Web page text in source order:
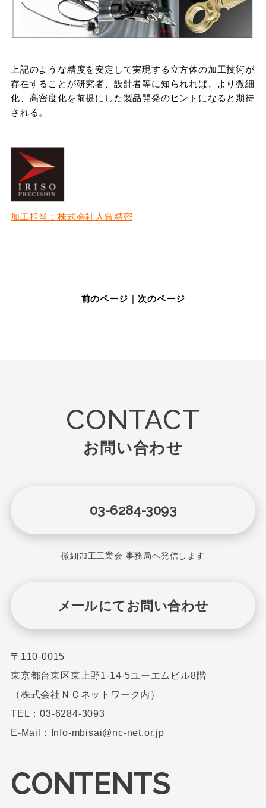
上記のような精度を安定して実現する立方体の加工技術が
存在することが研究者、設計者等に知られれば、より微細
化、高密度化を前提にした製品開発のヒントになると期待
される。
加工担当：株式会社入曾精密
前のページ | 次のページ
〒110-0015
東京都台東区東上野1-14-5ユーエムビル8階
（株式会社ＮＣネットワーク内）
TEL：03-6284-3093
E-Mail：Info-mbisai@nc-net.or.jp
CONTENTS
CONTACT
お問い合わせ
03-6284-3093
微細加工工業会 事務局へ発信します
メールにてお問い合わせ